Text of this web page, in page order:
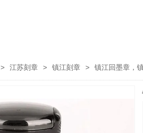
> 江苏刻章 > 镇江刻章 > 镇江回墨章，​